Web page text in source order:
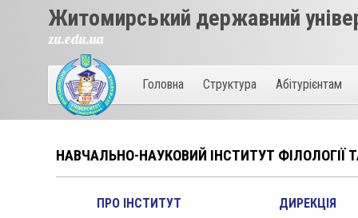
Житомирський державний
zu.edu.ua
Головна Структура Абітурієнтам
НАВЧАЛЬНО-НАУКОВИЙ ІНСТИТУТ ФІЛОЛОГІЇ
ПРО ІНСТИТУТ ДИРЕКЦІЯ